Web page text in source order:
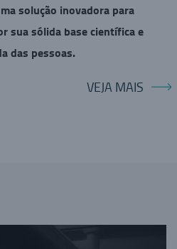
solução inovadora para
sua sólida base científica e
das pessoas.
VEJA MAIS